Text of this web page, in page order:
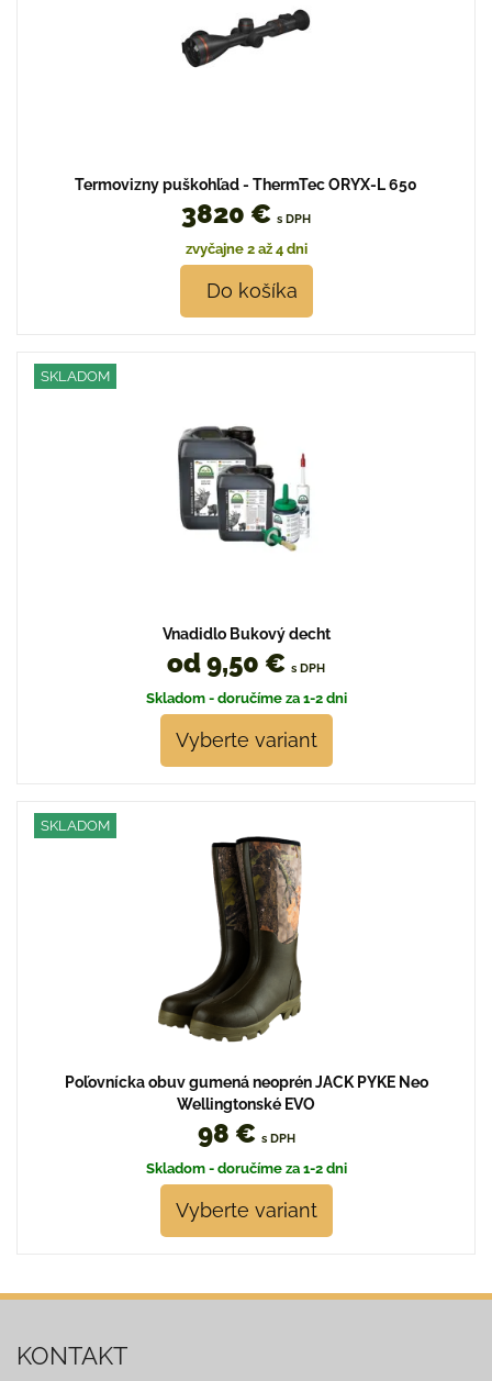
Termovizny puškohľad - ThermTec ORYX-L 650
3820 € s DPH
zvyčajne 2 až 4 dni
Do košíka
SKLADOM
Vnadidlo Bukový decht
od 9,50 € s DPH
Skladom - doručíme za 1-2 dni
Vyberte variant
SKLADOM
Poľovnícka obuv gumená neoprén JACK PYKE Neo
Wellingtonské EVO
98 € s DPH
Skladom - doručíme za 1-2 dni
Vyberte variant
KONTAKT